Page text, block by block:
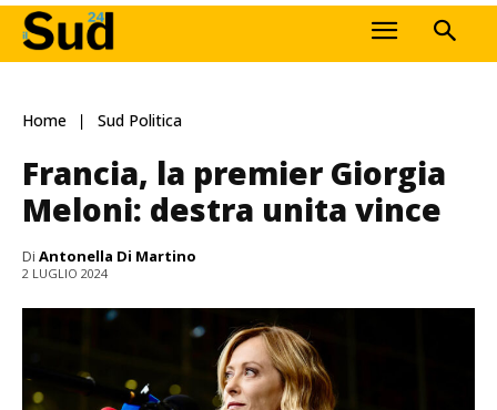
Home Sud Politica
Francia, la premier Giorgia
Meloni: destra unita vince
Di Antonella Di Martino
2 LUGLIO 2024